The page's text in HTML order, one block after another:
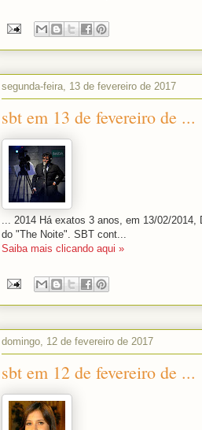
segunda-feira, 13 de fevereiro de 2017
sbt em 13 de fevereiro de ...
... 2014 Há exatos 3 anos, em 13/02/2014,
do "The Noite". SBT cont...
Saiba mais clicando aqui »
domingo, 12 de fevereiro de 2017
sbt em 12 de fevereiro de ...